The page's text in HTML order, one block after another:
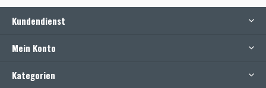
Kundendienst
Mein Konto
Kategorien